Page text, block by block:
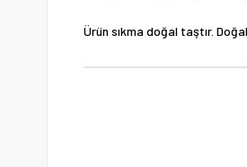
Ürün sıkma doğal taştır.